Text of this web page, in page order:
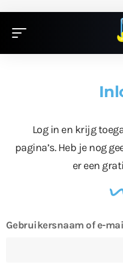
Log in en krijg
pagina’s. Heb je nog
er een
Gebruikersnaam of e-